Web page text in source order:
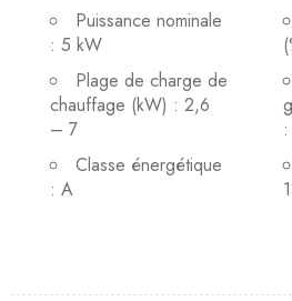
Puissance nominale
: 5 kW
Plage de charge de
chauffage (kW) : 2,6
– 7
Classe énergétique
: A